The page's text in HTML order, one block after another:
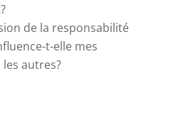
de la responsabilité
t-elle mes
autres?